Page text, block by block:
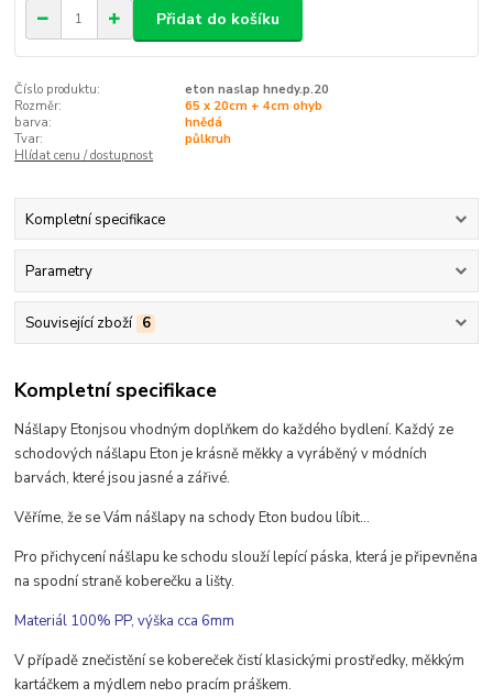
Přidat do košíku
Číslo produktu:
eton naslap hnedy.p.20
Rozměr:
65 x 20cm + 4cm ohyb
barva:
hnědá
Tvar:
půlkruh
Hlídat cenu / dostupnost
Kompletní specifikace
Parametry
Související zboží 6
Kompletní specifikace
Nášlapy Etonjsouvhodným doplňkem do každého bydlení. Každý ze
schodových nášlapu Eton je krásně měkky a vyráběný v módních
barvách, kteréjsou jasné a zářivé.
Věříme, že se Vám nášlapy na schody Eton budou líbit...
Pro přichycení nášlapu ke schodu slouží lepící páska, která je připevněna
na spodní straně koberečku a lišty.
Materiál 100% PP, výška cca 6mm
V případě znečistění se kobereček čistí klasickými prostředky, měkkým
kartáčkem a mýdlem nebo pracím práškem.